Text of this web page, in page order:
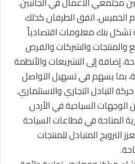
الخميس، اتفق الطرفان كذلك
تشكل بنك معلومات اقتصادياً
والمنتجات والشركات والفرص
إضافة إلى التشريعات والأنظمة
بما يسهم في تسهيل التواصل
التبادل التجاري والاستثماري.
السياحية في الأردن
المتاحة في قطاعات السياحة
الترويج المتبادل للمنتجات